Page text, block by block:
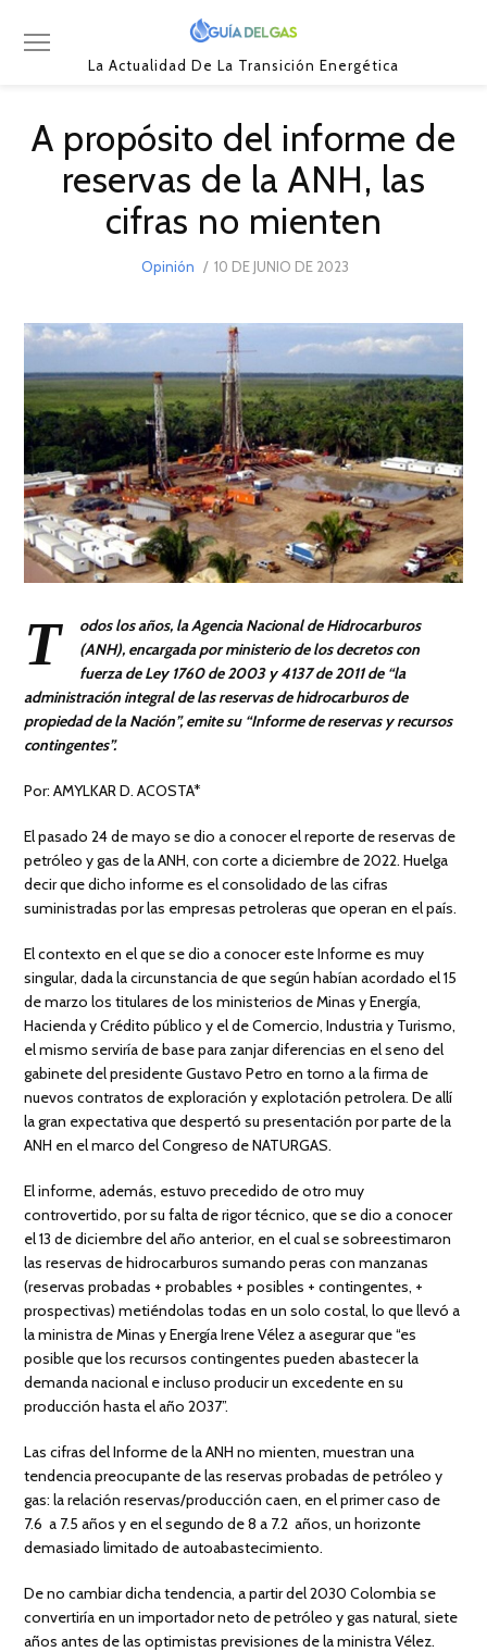
La Actualidad De La Transición Energética
A propósito del informe de
reservas de la ANH, las
cifras no mienten
Opinión
POSTED
10 DE JUNIO DE 2023
T
odos los años, la Agencia Nacional de Hidrocarburos
(ANH), encargada por ministerio de los decretos con
fuerza de Ley 1760 de 2003 y 4137 de 2011 de “la
administración integral de las reservas de hidrocarburos de
propiedad de la Nación”, emite su “Informe de reservas y recursos
contingentes”.
Por: AMYLKAR D. ACOSTA*
El pasado 24 de mayo se dio a conocer el reporte de reservas de
petróleo y gas de la ANH, con corte a diciembre de 2022. Huelga
decir que dicho informe es el consolidado de las cifras
suministradas por las empresas petroleras que operan en el país.
El contexto en el que se dio a conocer este Informe es muy
singular, dada la circunstancia de que según habían acordado el 15
de marzo los titulares de los ministerios de Minas y Energía,
Hacienda y Crédito público y el de Comercio, Industria y Turismo,
el mismo serviría de base para zanjar diferencias en el seno del
gabinete del presidente Gustavo Petro en torno a la firma de
nuevos contratos de exploración y explotación petrolera. De allí
la gran expectativa que despertó su presentación por parte de la
ANH en el marco del Congreso de NATURGAS.
El informe, además, estuvo precedido de otro muy
controvertido, por su falta de rigor técnico, que se dio a conocer
el 13 de diciembre del año anterior, en el cual se sobreestimaron
las reservas de hidrocarburos sumando peras con manzanas
(reservas probadas + probables + posibles + contingentes, +
prospectivas) metiéndolas todas en un solo costal, lo que llevó a
la ministra de Minas y Energía Irene Vélez a asegurar que “es
posible que los recursos contingentes pueden abastecer la
demanda nacional e incluso producir un excedente en su
producción hasta el año 2037”.
Las cifras del Informe de la ANH no mienten, muestran una
tendencia preocupante de las reservas probadas de petróleo y
gas: la relación reservas/producción caen, en el primer caso de
7.6 a 7.5 años y en el segundo de 8 a 7.2 años, un horizonte
demasiado limitado de autoabastecimiento.
De no cambiar dicha tendencia, a partir del 2030 Colombia se
convertiría en un importador neto de petróleo y gas natural, siete
años antes de las optimistas previsiones de la ministra Vélez.